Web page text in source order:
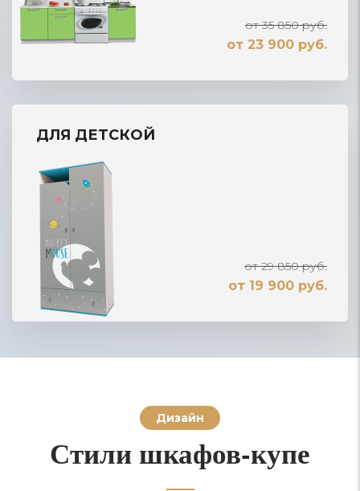
от 35 850 руб.
от 23 900 руб.
ДЛЯ ДЕТСКОЙ
от 29 850 руб.
от 19 900 руб.
Дизайн
Стили шкафов-купе